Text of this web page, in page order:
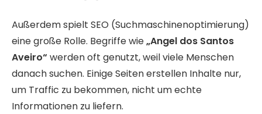
Außerdem spielt SEO (Suchmaschinenoptimierung)
eine große Rolle. Begriffe wie„Angel dos Santos
Aveiro“ werden oft genutzt, weil viele Menschen
danach suchen. Einige Seiten erstellen Inhalte nur,
um Traffic zu bekommen, nicht um echte
Informationen zu liefern.